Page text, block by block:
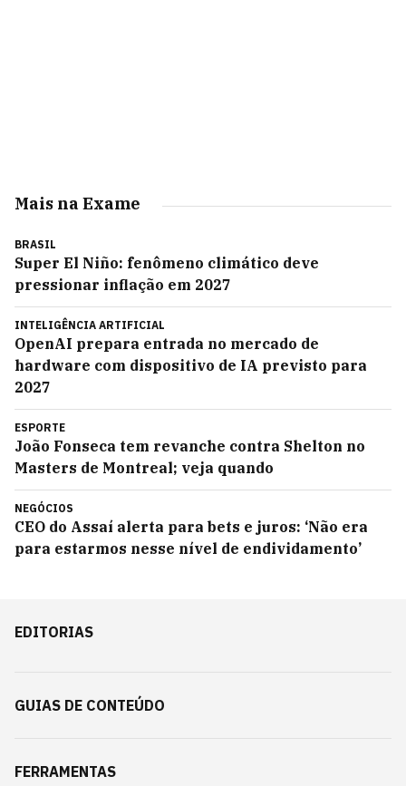
Mais na Exame
BRASIL
Super El Niño: fenômeno climático deve
pressionar inflação em 2027
INTELIGÊNCIA ARTIFICIAL
OpenAI prepara entrada no mercado de
hardware com dispositivo de IA previsto para
2027
ESPORTE
João Fonseca tem revanche contra Shelton no
Masters de Montreal; veja quando
NEGÓCIOS
CEO do Assaí alerta para bets e juros: ‘Não era
para estarmos nesse nível de endividamento’
EDITORIAS
GUIAS DE CONTEÚDO
FERRAMENTAS